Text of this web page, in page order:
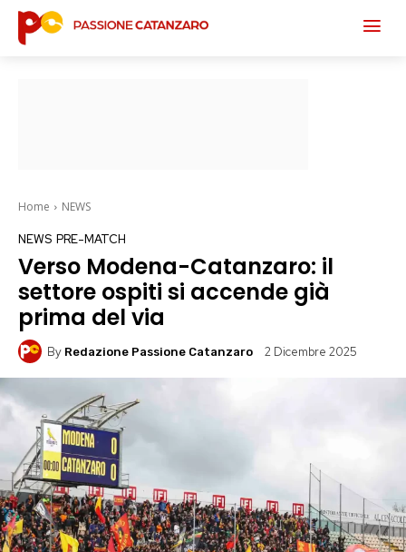
Home NEWS
NEWS PRE-MATCH
Verso Modena-Catanzaro: il
settore ospiti si accende già
prima del via
By Redazione Passione Catanzaro 2 Dicembre 2025